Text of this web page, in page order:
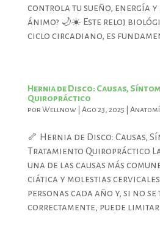
controla tu sueño, energía y
ánimo? 🌙☀️ Este reloj
ciclo circadiano, es
Hernia de Disco: Causas,
Quiropráctico
por Wellnow| Ago 23, 2025
🦴 Hernia de Disco: Causas,
Tratamiento Quiropráctico
una de las causas más
ciática y molestias
personas cada año y, si no
correctamente, puede limitar